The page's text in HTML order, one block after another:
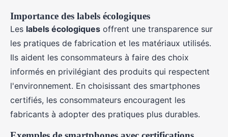
Importance des labels écologiques
Les labels écologiques offrent une transparence sur
les pratiques de fabrication et les matériaux utilisés.
Ils aident les consommateurs à faire des choix
informés en privilégiant des produits qui respectent
l'environnement. En choisissant des smartphones
certifiés, les consommateurs encouragent les
fabricants à adopter des pratiques plus durables.